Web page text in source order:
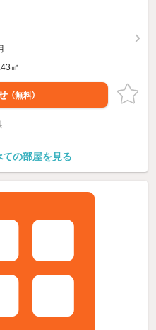
㎡
（無料）
の部屋を見る